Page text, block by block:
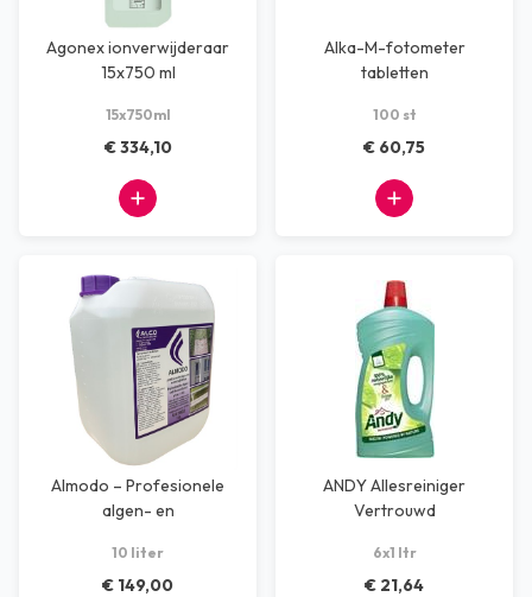
Agonex ionverwijderaar
15x750 ml
15x750ml
€ 334,10
Alka-M-fotometer
tabletten
100 st
€ 60,75
Almodo – Profesionele
algen- en
10 liter
€ 149,00
ANDY Allesreiniger
Vertrouwd
6x1 ltr
€ 21,64